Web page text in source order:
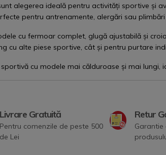
alegerea ideală pentru activități sportive și
pentru antrenamente, alergări sau
cu fermoar complet, glugă ajustabilă și
cu alte piese sportive, cât și pentru purtare
cu modele mai călduroase și mai lungi,
Livrare Gratuită
Pentru comenzile de peste 500
de Lei
Retur
Garantie